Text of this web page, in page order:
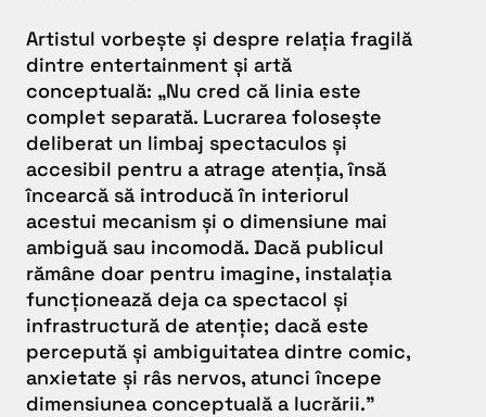
Artistul vorbește și despre relația fragilă
dintre entertainment și artă
conceptuală: „Nu cred că linia este
complet separată. Lucrarea folosește
deliberat un limbaj spectaculos și
accesibil pentru a atrage atenția, însă
încearcă să introducă în interiorul
acestui mecanism și o dimensiune mai
ambiguă sau incomodă. Dacă publicul
rămâne doar pentru imagine, instalația
funcționează deja ca spectacol și
infrastructură de atenție; dacă este
percepută și ambiguitatea dintre comic,
anxietate și râs nervos, atunci începe
dimensiunea conceptuală a lucrării.”